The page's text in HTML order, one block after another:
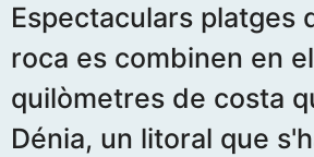
Espectaculars platges
roca es combinen en
quilòmetres de costa
Dénia, un litoral que